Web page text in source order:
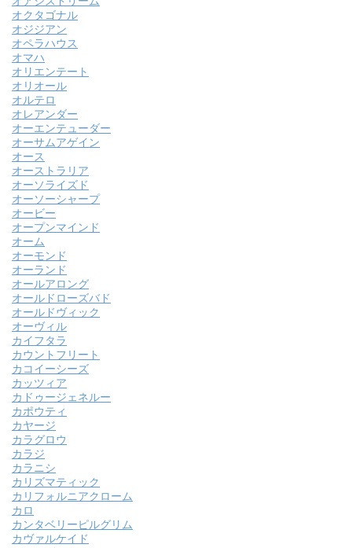
オクタゴナル
オジジアン
オペラハウス
オマハ
オリエンテート
オリオール
オルテロ
オレアンダー
オーエンテューダー
オーサムアゲイン
オース
オーストラリア
オーソライズド
オーソーシャープ
オービー
オープンマインド
オーム
オーモンド
オーランド
オールアロング
オールドローズバド
オールドヴィック
オーヴィル
カイフタラ
カウントフリート
カコイーシーズ
カッツィア
カドゥージェネルー
カポウティ
カヤージ
カラグロウ
カラジ
カラニシ
カリズマティック
カリフォルニアクローム
カロ
カンタベリーピルグリム
カヴァルケイド